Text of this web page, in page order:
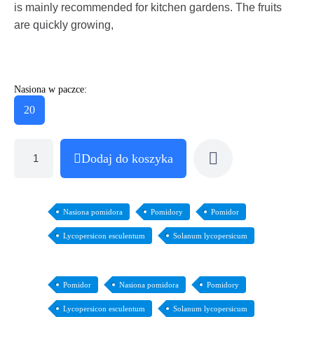
is mainly recommended for kitchen gardens. The fruits
are quickly growing,
Nasiona w paczce:
20
Dodaj do koszyka
Nasiona pomidora Pomidory Pomidor
Lycopersicon esculentum Solanum lycopersicum
Pomidor Nasiona pomidora Pomidory
Lycopersicon esculentum Solanum lycopersicum